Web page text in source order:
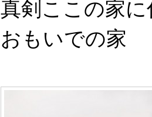
真剣ここの家
おもいでの家